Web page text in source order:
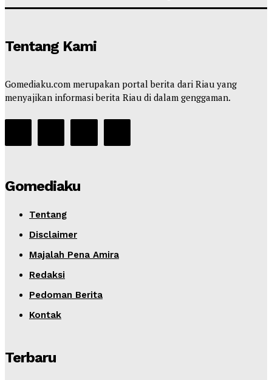
Tentang Kami
Gomediaku.com merupakan portal berita dari Riau yang
menyajikan informasi berita Riau di dalam genggaman.
Gomediaku
Tentang
Disclaimer
Majalah Pena Amira
Redaksi
Pedoman Berita
Kontak
Terbaru